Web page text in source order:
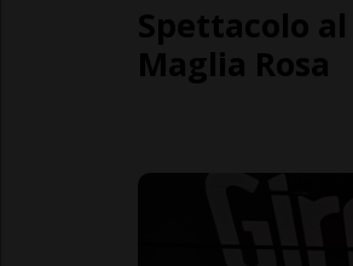
Spettacolo
Maglia Rosa